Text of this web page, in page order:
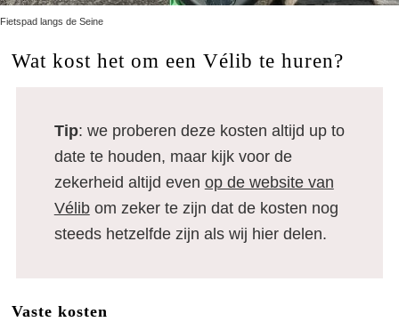
Fietspad langs de Seine
Wat kost het om een Vélib te huren?
Tip: we proberen deze kosten altijd up to
date te houden, maar kijk voor de
zekerheid altijd even op de website van
Vélibom zeker te zijn dat de kosten nog
steeds hetzelfde zijn als wij hier delen.
Vaste kosten